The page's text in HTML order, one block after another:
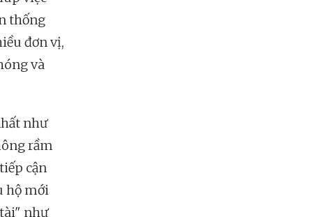
thống
đơn vị,
và
như
rầm
cận
hộ mới
như